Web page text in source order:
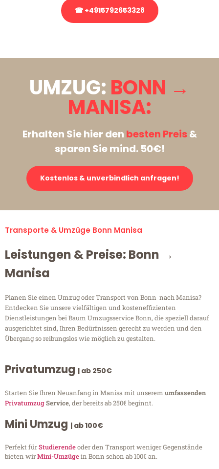
☎ +4915792653328
UMZUG: BONN →
MANISA:
Erhalten Sie hier den besten Preis&
sparen Sie mind. 50€!
Kostenlos & unverbindlich anfragen!
Transporte & Umzüge Bonn Manisa
Leistungen & Preise: Bonn →
Manisa
Planen Sie einen Umzug oder Transport von Bonn nach Manisa?
Entdecken Sie unsere vielfältigen und kosteneffizienten
Dienstleistungen bei Baum Umzugsservice Bonn, die speziell darauf
ausgerichtet sind, Ihren Bedürfnissen gerecht zu werden und den
Übergang so reibungslos wie möglich zu gestalten.
Privatumzug | ab 250€
Starten Sie Ihren Neuanfang in Manisa mit unserem umfassenden
PrivatumzugService, der bereits ab 250€ beginnt.
Mini Umzug | ab 100€
Perfekt fürStudierendeoder den Transport weniger Gegenstände
bieten wirMini-Umzügein Bonn schon ab 100€ an.